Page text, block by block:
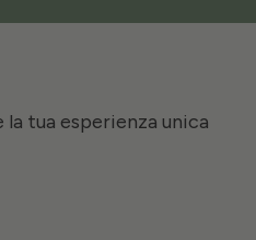
tua esperienza unica